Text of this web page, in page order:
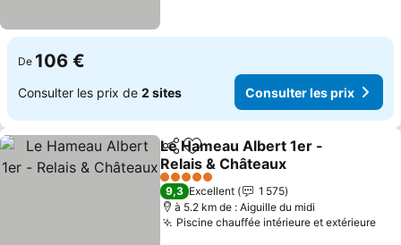
De 106 €
Consulter les prix de 2 sites Consulter les prix
PartagerAjouter à mes favoris
Le Hameau Albert 1er -
Relais & Châteaux
5 Étoiles
9,3 Excellent
1 575
à 5.2 km de : Aiguille du midi
Piscine chauffée intérieure et extérieure